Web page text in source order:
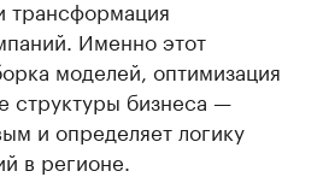
трансформация
Именно этот
моделей, оптимизация
структуры бизнеса —
и определяет логику
в регионе.